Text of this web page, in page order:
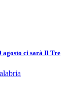
agosto ci sarà Il Tre